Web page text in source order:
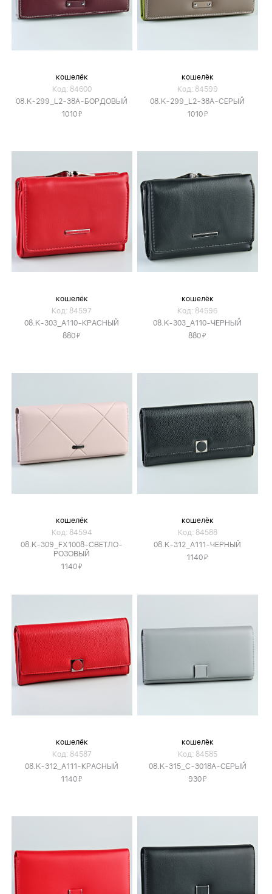
кошелёк
Код: 84600
08.K-299_L2-38A-БОРДОВЫЙ
1010Я
кошелёк
Код: 84599
08.K-299_L2-38A-СЕРЫЙ
1010Я
кошелёк
Код: 84597
08.K-303_A110-КРАСНЫЙ
880Я
кошелёк
Код: 84596
08.K-303_A110-ЧЕРНЫЙ
880Я
кошелёк
Код: 84594
08.K-309_FX1008-СВЕТЛО-
РОЗОВЫЙ
1140Я
кошелёк
Код: 84588
08.K-312_A111-ЧЕРНЫЙ
1140Я
кошелёк
Код: 84587
08.K-312_A111-КРАСНЫЙ
1140Я
кошелёк
Код: 84585
08.K-315_C-3018A-СЕРЫЙ
930Я